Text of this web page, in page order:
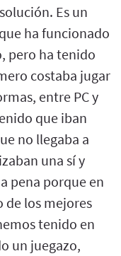
Es un
ha funcionado
pero ha tenido
costaba jugar
entre PC y
que iban
no llegaba a
una sí y
pena porque en
de los mejores
tenido en
un juegazo,